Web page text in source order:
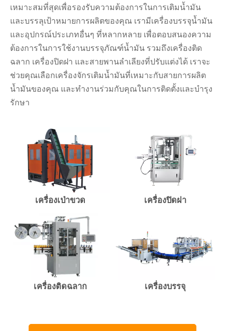
เหมาะสมที่สุดเพื่อรองรับความต้องการในการเติมน้ำมัน
และบรรลุเป้าหมายการผลิตของคุณ เรามีเครื่องบรรจุน้ำมัน
และอุปกรณ์ประเภทอื่นๆ ที่หลากหลาย เพื่อตอบสนองความ
ต้องการในการใช้งานบรรจุภัณฑ์น้ำมัน รวมถึงเครื่องติด
ฉลาก เครื่องปิดฝา และสายพานลำเลียงที่ปรับแต่งได้ เราจะ
ช่วยคุณเลือกเครื่องจักรเติมน้ำมันที่เหมาะกับสายการผลิต
น้ำมันของคุณ และทำงานร่วมกับคุณในการติดตั้งและบำรุง
รักษา
เครื่องเป่าขวด เครื่องปิดฝา
เครื่องติดฉลาก เครื่องบรรจุ